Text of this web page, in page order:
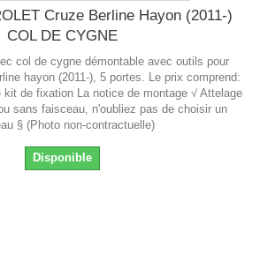
Cruze Berline Hayon (2011-)
COL DE CYGNE
col de cygne démontable avec outils pour
hayon (2011-), 5 portes. Le prix comprend:
de fixation La notice de montage √ Attelage
sans faisceau, n'oubliez pas de choisir un
§ (Photo non-contractuelle)
Disponible